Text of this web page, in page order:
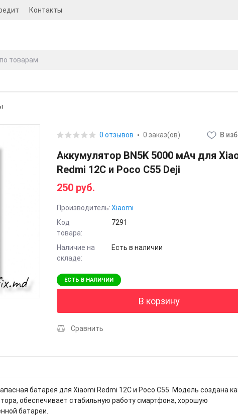
Контакты
0 отзывов 0 заказ(ов) В
Аккумулятор BN5K 5000 мАч для
Redmi 12C и Poco C55 Deji
250 руб.
Производитель: Xiaomi
Код
товара:
7291
Наличие на
складе:
Есть в наличии
ЕСТЬ В НАЛИЧИИ
В корзину
Сравнить
батарея для Xiaomi Redmi 12C и Poco C55. Модель создана
обеспечивает стабильную работу смартфона, хорошую
батареи.